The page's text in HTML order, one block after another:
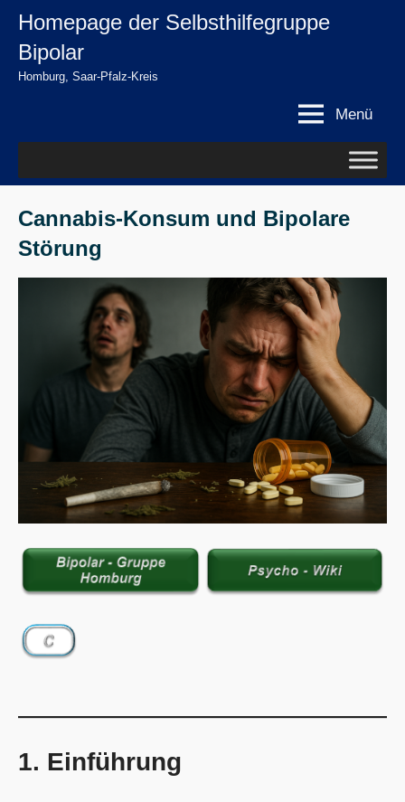
springen
Zum
springen
Homepage der Selbsthilfegruppe
Bipolar
Homburg, Saar-Pfalz-Kreis
Menü
Cannabis-Konsum und Bipolare
Störung
1. Einführung